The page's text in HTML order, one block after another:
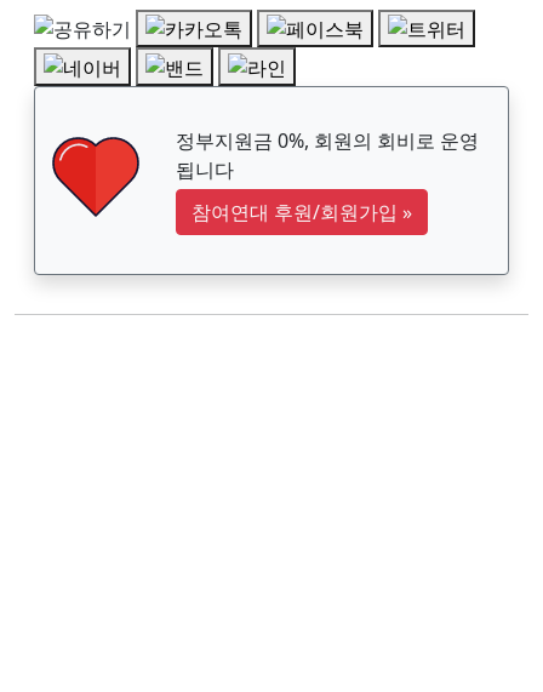
정부지원금 0%, 회원의 회비로 운영
됩니다
참여연대 후원/회원가입 »